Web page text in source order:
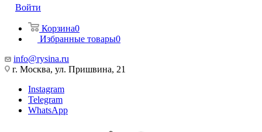
Войти
Корзина0
Избранные товары0
info@rysina.ru
г. Москва, ул. Пришвина, 21
Instagram
Telegram
WhatsApp